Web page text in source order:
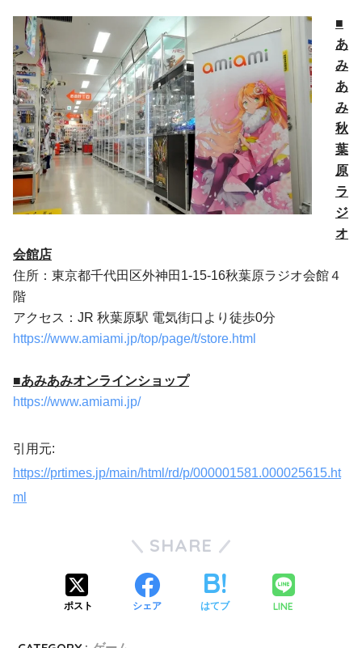
■
あ
み
あ
み
秋
葉
原
ラ
ジ
オ
会館店
住所：東京都千代田区外神田1-15-16秋葉原ラジオ会館４
階
アクセス：JR 秋葉原駅 電気街口より徒歩0分
https://www.amiami.jp/top/page/t/store.html
■あみあみオンラインショップ
https://www.amiami.jp/
引用元:
https://prtimes.jp/main/html/rd/p/000001581.000025615.ht
ml
SHARE
ポスト シェア はてブ LINE